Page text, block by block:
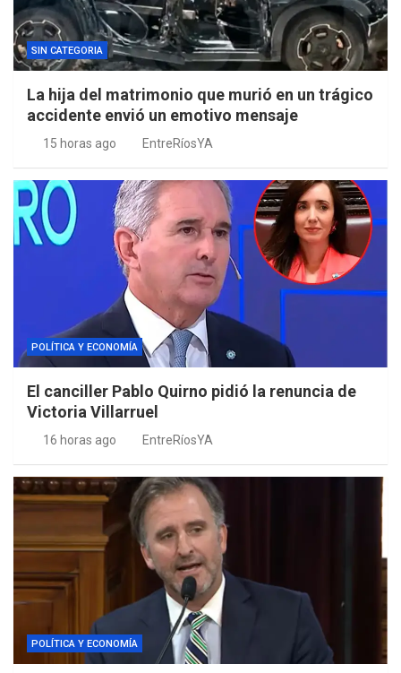
SIN CATEGORIA
La hija del matrimonio que murió en un trágico
accidente envió un emotivo mensaje
15 horas ago EntreRíosYA
POLÍTICA Y ECONOMÍA
El canciller Pablo Quirno pidió la renuncia de
Victoria Villarruel
16 horas ago EntreRíosYA
POLÍTICA Y ECONOMÍA